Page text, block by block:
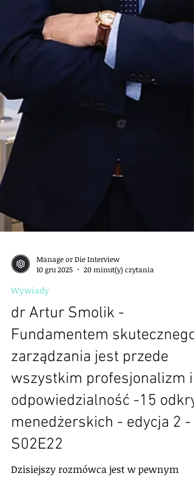
Manage or Die Interview
10 gru 2025
20 minut(y) czytania
Wywiady
dr Artur Smolik -
Fundamentem skutecznego